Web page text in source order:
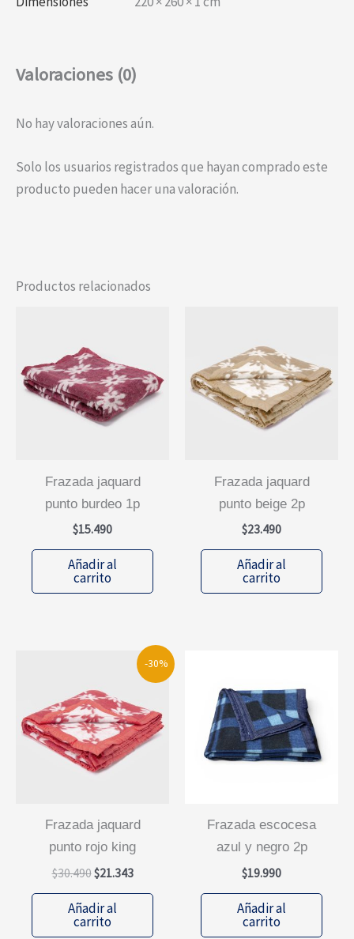
Valoraciones (0)
No hay valoraciones aún.
Solo los usuarios registrados que hayan comprado este
producto pueden hacer una valoración.
Productos relacionados
frazada jaquard
punto burdeo 1p
$15.490
Añadir al
carrito
frazada jaquard
punto beige 2p
$23.490
Añadir al
carrito
-30%
frazada jaquard
punto rojo king
$30.490El
original
era:
$21.343El
actual
$21.343.
Añadir al
carrito
frazada escocesa
azul y negro 2p
$19.990
Añadir al
carrito